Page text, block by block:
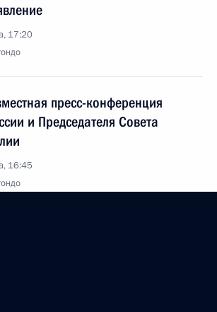
17:20
пресс-конференция
и Председателя Совета
16:45